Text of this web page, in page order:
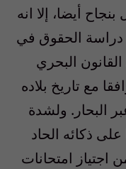
أيضا، إلا انه
الحقوق في
البحري
مع تاريخ بلاده
البحار. ولشدة
ذكائه الحاد
تمكن في عام 1973 من اجتياز امتحانات